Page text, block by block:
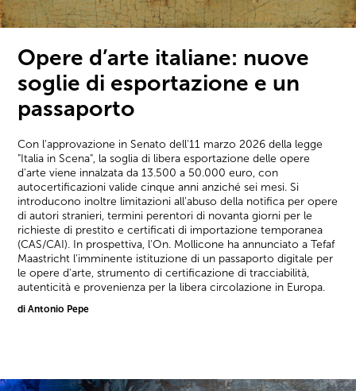
Opere d’arte italiane: nuove
soglie di esportazione e un
passaporto
Con l'approvazione in Senato dell'11 marzo 2026 della legge
"Italia in Scena", la soglia di libera esportazione delle opere
d'arte viene innalzata da 13.500 a 50.000 euro, con
autocertificazioni valide cinque anni anziché sei mesi. Si
introducono inoltre limitazioni all'abuso della notifica per opere
di autori stranieri, termini perentori di novanta giorni per le
richieste di prestito e certificati di importazione temporanea
(CAS/CAI). In prospettiva, l'On. Mollicone ha annunciato a Tefaf
Maastricht l'imminente istituzione di un passaporto digitale per
le opere d'arte, strumento di certificazione di tracciabilità,
autenticità e provenienza per la libera circolazione in Europa.
di Antonio Pepe